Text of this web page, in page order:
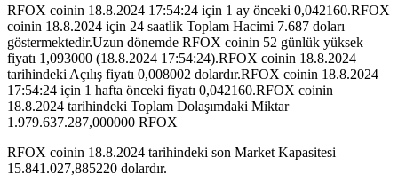
RFOX coinin 18.8.2024 17:54:24 için 1 ay önceki 0,042160.RFOX
coinin 18.8.2024 için 24 saatlik Toplam Hacimi 7.687 doları
göstermektedir.Uzun dönemde RFOX coinin 52 günlük yüksek
fiyatı 1,093000 (18.8.2024 17:54:24).RFOX coinin 18.8.2024
tarihindeki Açılış fiyatı 0,008002 dolardır.RFOX coinin 18.8.2024
17:54:24 için 1 hafta önceki fiyatı 0,042160.RFOX coinin
18.8.2024 tarihindeki Toplam Dolaşımdaki Miktar
1.979.637.287,000000 RFOX
RFOX coinin 18.8.2024 tarihindeki son Market Kapasitesi
15.841.027,885220 dolardır.